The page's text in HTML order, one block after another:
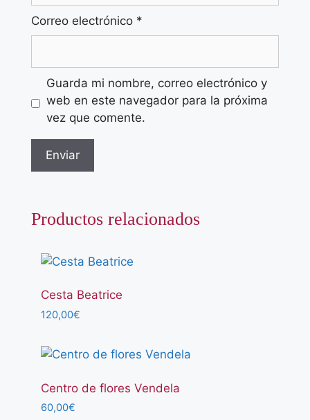
Correo electrónico *
Guarda mi nombre, correo electrónico y
web en este navegador para la próxima
vez que comente.
Productos relacionados
Cesta Beatrice
120,00€
Centro de flores Vendela
60,00€